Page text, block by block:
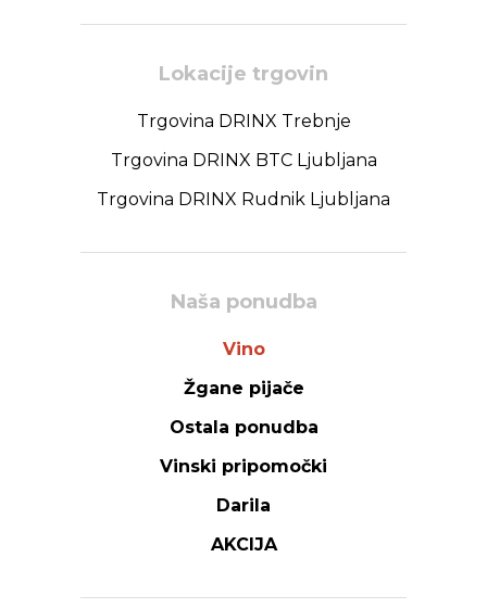
Lokacije trgovin
Trgovina DRINX Trebnje
Trgovina DRINX BTC Ljubljana
Trgovina DRINX Rudnik Ljubljana
Naša ponudba
Vino
Žgane pijače
Ostala ponudba
Vinski pripomočki
Darila
AKCIJA